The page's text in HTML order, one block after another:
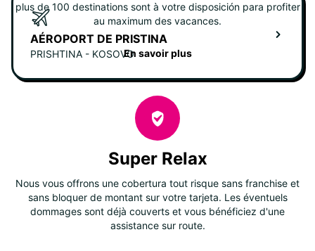
AÉROPORT DE PRISTINA
PRISHTINA - KOSOVO
plus de 100 destinations sont à votre disposición para profiter
au maximum des vacances.
En savoir plus
Super Relax
Nous vous offrons une cobertura tout risque sans franchise et
sans bloquer de montant sur votre tarjeta. Les éventuels
dommages sont déjà couverts et vous bénéficiez d'une
assistance sur route.